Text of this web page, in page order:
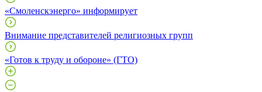
«Смоленскэнерго» информирует
Внимание представителей религиозных групп
«Готов к труду и обороне» (ГТО)